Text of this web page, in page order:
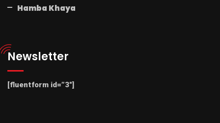
Hamba Khaya
Newsletter
[fluentform id=”3″]